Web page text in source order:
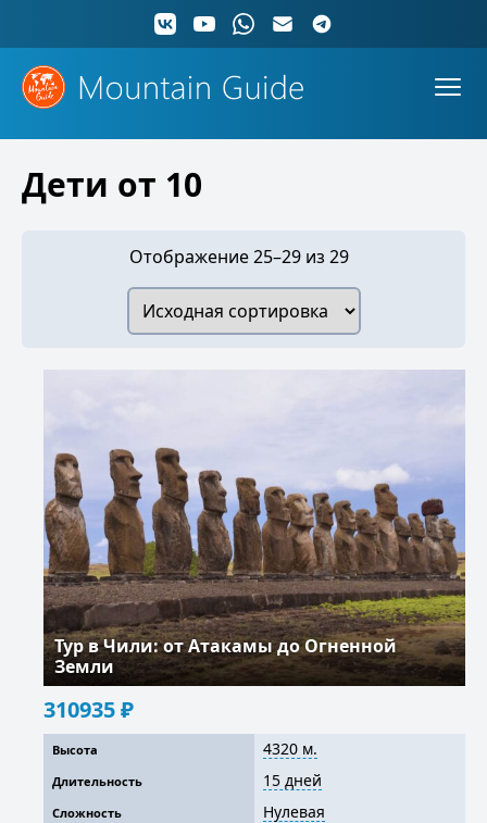
Дети от 10
Отображение 25–29 из 29
Тур в Чили: от Атакамы до Огненной
Земли
310935₽
Высота 4320 м.
Длительность 15 дней
Сложность Нулевая